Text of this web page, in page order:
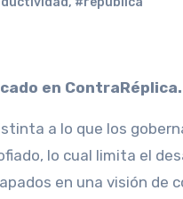
en ContraRéplica.
a lo que los
lo cual limita el
en una visión de